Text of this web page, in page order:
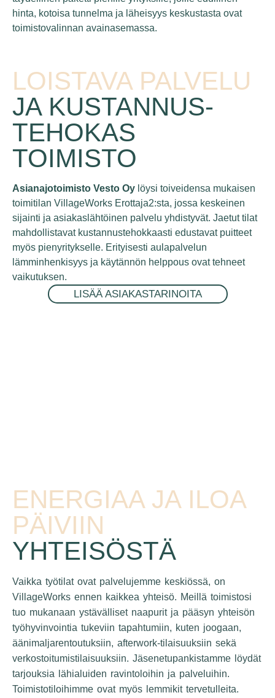
hinta, kotoisa tunnelma ja läheisyys keskustasta ovat
toimistovalinnan avainasemassa.
LOISTAVA PALVELU
JA KUSTANNUS­
TEHOKAS
TOIMISTO
Asianajotoimisto Vesto Oy löysi toiveidensa mukaisen
toimitilan VillageWorks Erottaja2:sta, jossa keskeinen
sijainti ja asiakaslähtöinen palvelu yhdistyvät. Jaetut tilat
mahdollistavat kustannustehokkaasti edustavat puitteet
myös pienyritykselle. Erityisesti aulapalvelun
lämminhenkisyys ja käytännön helppous ovat tehneet
vaikutuksen.
LISÄÄ ASIAKASTARINOITA
ENERGIAA JA ILOA
PÄIVIIN
YHTEISÖSTÄ
Vaikka työtilat ovat palvelujemme keskiössä, on
VillageWorks ennen kaikkea yhteisö. Meillä toimistosi
tuo mukanaan ystävälliset naapurit ja pääsyn yhteisön
työhyvinvointia tukeviin tapahtumiin, kuten joogaan,
äänimaljarentoutuksiin, afterwork-tilaisuuksiin sekä
verkostoitumistilaisuuksiin. Jäsenetupankistamme löydät
tarjouksia lähialuiden ravintoloihin ja palveluihin.
Toimistotiloihimme ovat myös lemmikit tervetulleita.